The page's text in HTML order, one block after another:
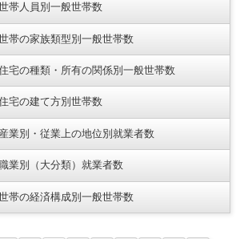
帯人員別一般世帯数
帯の家族類型別一般世帯数
宅の種類・所有の関係別一般世帯数
宅の建て方別世帯数
産業別・従業上の地位別就業者数
業別（大分類）就業者数
帯の経済構成別一般世帯数